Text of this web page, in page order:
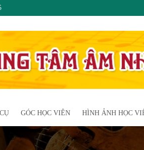
GÓC HỌC VIÊN HÌNH ẢNH HỌC